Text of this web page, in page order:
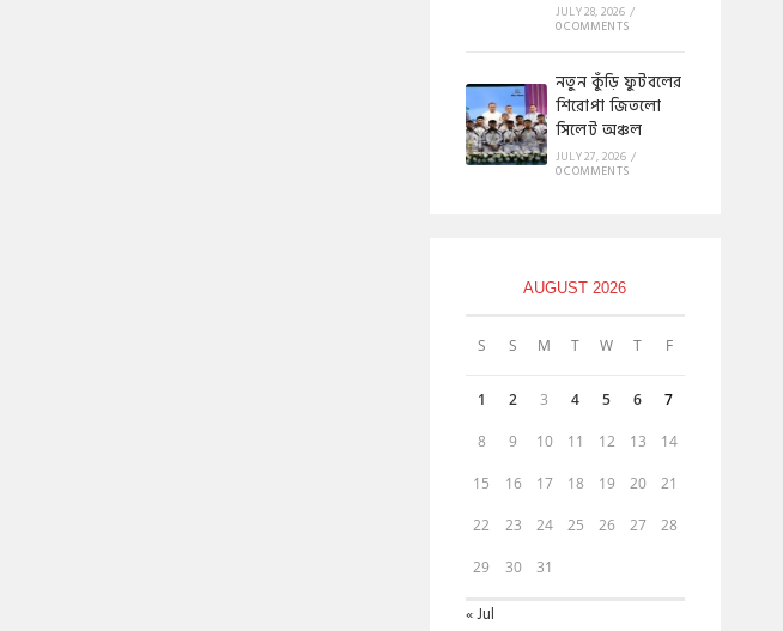
JULY 28, 2026 /
0 COMMENTS
নতুন কুঁড়ি ফুটবলের
শিরোপা জিতলো
সিলেট অঞ্চল
JULY 27, 2026 /
0 COMMENTS
AUGUST 2026
S S M T W T F
1 2 3 4 5 6 7
8 9 10 11 12 13 14
15 16 17 18 19 20 21
22 23 24 25 26 27 28
29 30 31
« Jul